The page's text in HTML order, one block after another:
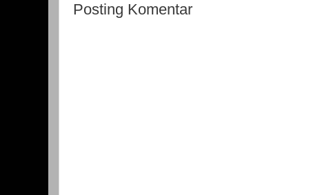
Posting Komentar